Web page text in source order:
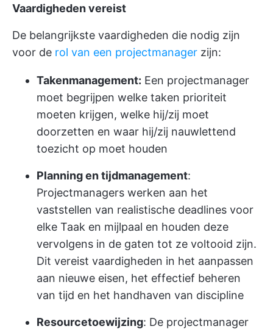
Vaardigheden vereist
De belangrijkste vaardigheden die nodig zijn
voor de rol van een projectmanager zijn:
Takenmanagement: Een projectmanager
moet begrijpen welke taken prioriteit
moeten krijgen, welke hij/zij moet
doorzetten en waar hij/zij nauwlettend
toezicht op moet houden
Planning en tijdmanagement:
Projectmanagers werken aan het
vaststellen van realistische deadlines voor
elke Taak en mijlpaal en houden deze
vervolgens in de gaten tot ze voltooid zijn.
Dit vereist vaardigheden in het aanpassen
aan nieuwe eisen, het effectief beheren
van tijd en het handhaven van discipline
Resourcetoewijzing: De projectmanager